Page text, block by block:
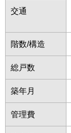
交通
階数/構造
総戸数
築年月
管理費